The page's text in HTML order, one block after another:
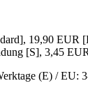
19,90
[S], 3,45
(E) / EU: